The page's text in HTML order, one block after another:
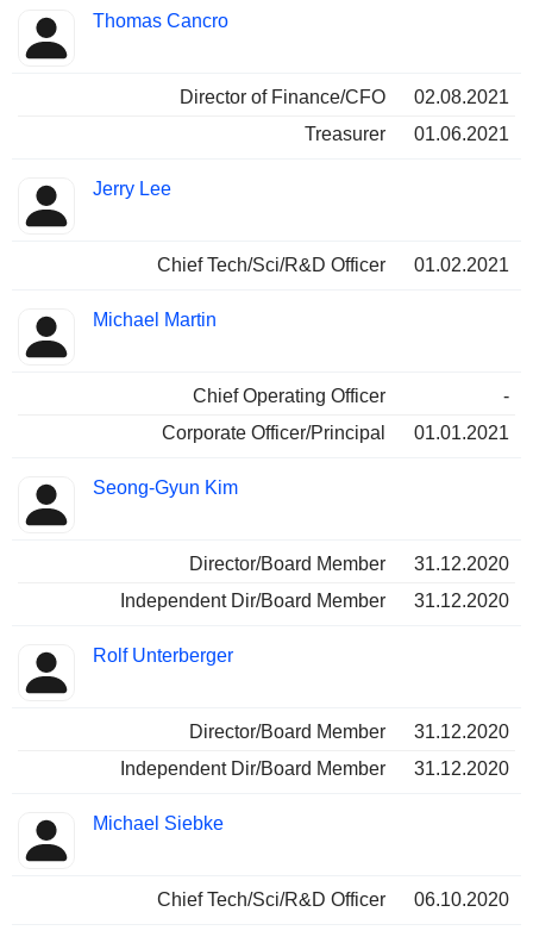
Thomas Cancro
Director of Finance/CFO
02.08.2021
Treasurer
01.06.2021
Jerry Lee
Chief Tech/Sci/R&D Officer 01.02.2021
Michael Martin
Chief Operating Officer
-
Corporate Officer/Principal
01.01.2021
Seong-Gyun Kim
Director/Board Member
31.12.2020
Independent Dir/Board Member
31.12.2020
Rolf Unterberger
Director/Board Member
31.12.2020
Independent Dir/Board Member
31.12.2020
Michael Siebke
Chief Tech/Sci/R&D Officer 06.10.2020